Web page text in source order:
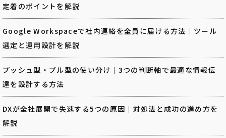
定着のポイントを解説
Google Workspaceで社内連絡を全員に届ける方法｜ツール
選定と運用設計を解説
プッシュ型・プル型の使い分け｜3つの判断軸で最適な情報伝
達を設計する方法
DXが全社展開で失速する5つの原因｜対処法と成功の進め方を
解説